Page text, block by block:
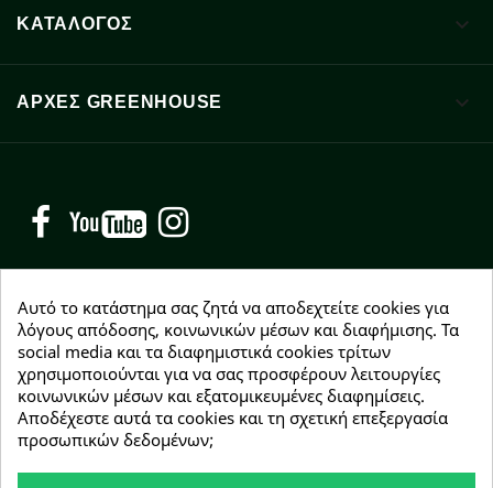
ΚΑΤΑΛΟΓΟΣ 
ΑΡΧΈΣ GREENHOUSE 
Facebook YouTube
NEWSLETTER
Εγγραφείτε δωρεάν και θα είστε οι πρώτοι που θα
λάβετε τα νέα μας γύρω από προσφορές, εκπτώσεις
και νέα προϊόντα.
Αυτό το κατάστημα σας ζητά να αποδεχτείτε cookies για
λόγους απόδοσης, κοινωνικών μέσων και διαφήμισης. Τα
social media και τα διαφημιστικά cookies τρίτων
χρησιμοποιούνται για να σας προσφέρουν λειτουργίες
κοινωνικών μέσων και εξατομικευμένες διαφημίσεις.
Αποδέχεστε αυτά τα cookies και τη σχετική επεξεργασία
προσωπικών δεδομένων;